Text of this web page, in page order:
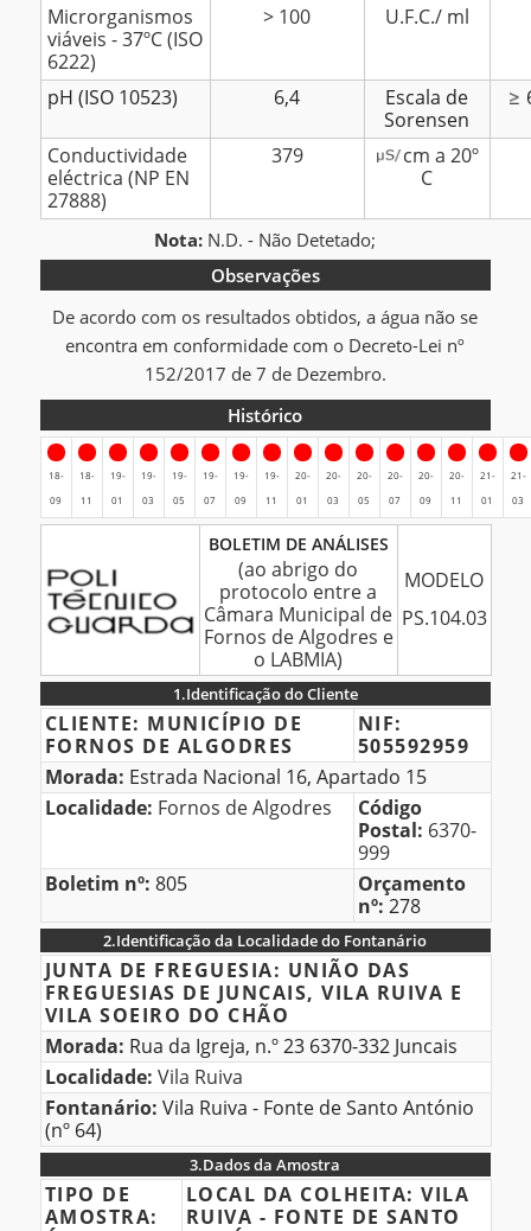
Microrganismos
viáveis - 37ºC (ISO
6222)
> 100 U.F.C./ ml
pH (ISO 10523) 6,4
Escala de
Sorensen
Conductividade
eléctrica (NP EN
27888)
379
cm a 20º
C
Nota: N.D. - Não Detetado;
Observações
De acordo com os resultados obtidos, a água não se
encontra em conformidade com o Decreto-Lei nº
152/2017 de 7 de Dezembro.
Histórico
Histórico
18-
09
18-
11
19-
01
19-
03
19-
05
19-
07
19-
09
19-
11
20-
01
20-
03
20-
05
20-
07
20-
09
20-
11
21-
01
21-
03
DE
ANÁLISES
BOLETIM DE ANÁLISES
(ao abrigo do
protocolo entre a
Câmara Municipal de
Fornos de Algodres e
o LABMIA)
MODELO
PS.104.03
1.Identificação do Cliente
1.Identificação
do
Cliente
CLIENTE: MUNICÍPIO DE
FORNOS DE ALGODRES
NIF:
505592959
Morada: Estrada Nacional 16, Apartado 15
Localidade: Fornos de Algodres
Código
Postal: 6370-
999
Boletim nº: 805
Orçamento
nº: 278
2.Identificação da Localidade do Fontanário
2.Identificação
da
Localidade
do
Fontanário
JUNTA DE FREGUESIA: UNIÃO DAS
FREGUESIAS DE JUNCAIS, VILA RUIVA E
VILA SOEIRO DO CHÃO
Morada: Rua da Igreja, n.º 23 6370-332 Juncais
Localidade: Vila Ruiva
Fontanário: Vila Ruiva - Fonte de Santo António
(nº 64)
3.Dados da Amostra
3.Dados
da
TIPO DE
AMOSTRA:
LOCAL DA COLHEITA:VILA
RUIVA - FONTE DE SANTO